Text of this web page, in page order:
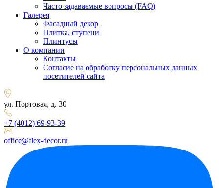
Часто задаваемые вопросы (FAQ)
Галерея
Фасадный декор
Плитка, ступени
Плинтусы
О компании
Контакты
Согласие на обработку персональных данных
посетителей сайта
ул. Портовая, д. 30
+7 (4012) 69-93-39
office@flex-decor.ru